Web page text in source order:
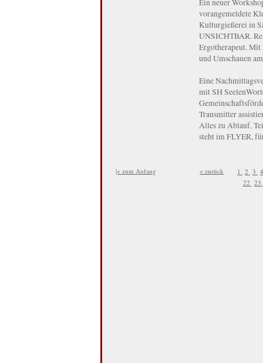
vorangemeldete
Kulturgießerei in
UNSICHTBAR.
Ergotherapeut. Mit
und Umschauen
Eine
mit SH
Transmitter
Alles zu Ablauf,
steht im FLYER,
|< zum Anfang < zurück 1 2 3
22 23